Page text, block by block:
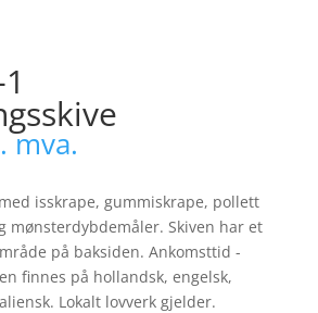
mva.
isskrape, gummiskrape, pollett
mønsterdybdemåler. Skiven har et
på baksiden. Ankomsttid -
finnes på hollandsk, engelsk,
Lokalt lovverk gjelder.